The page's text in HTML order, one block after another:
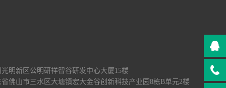
明新区公明研祥智谷研发中心大厦15楼
佛山市三水区大塘镇宏大金谷创新科技产业园8栋B单元2楼